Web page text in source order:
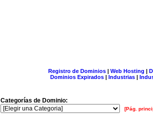
Registro de Dominios| Web Hosting |
Dominios Expirados | Industrias |
Categorías de Dominio:
[Pág.